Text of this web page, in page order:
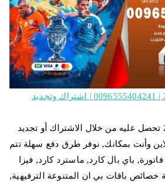
اشتراك كوبا امريكا 2021 | 0096555404241 | اشتراك وتجديد
اشتراك كوبا امريكا 2021 تحصل عليه من خلال الاشتراك أو تجديد
وأنت بمكانك, نوفر طرق دفع سهلة تتم
باي بال كارد, ماسترد كارد, فيزا
خصائص باقات بي ان المتنوعة الترفيهية,